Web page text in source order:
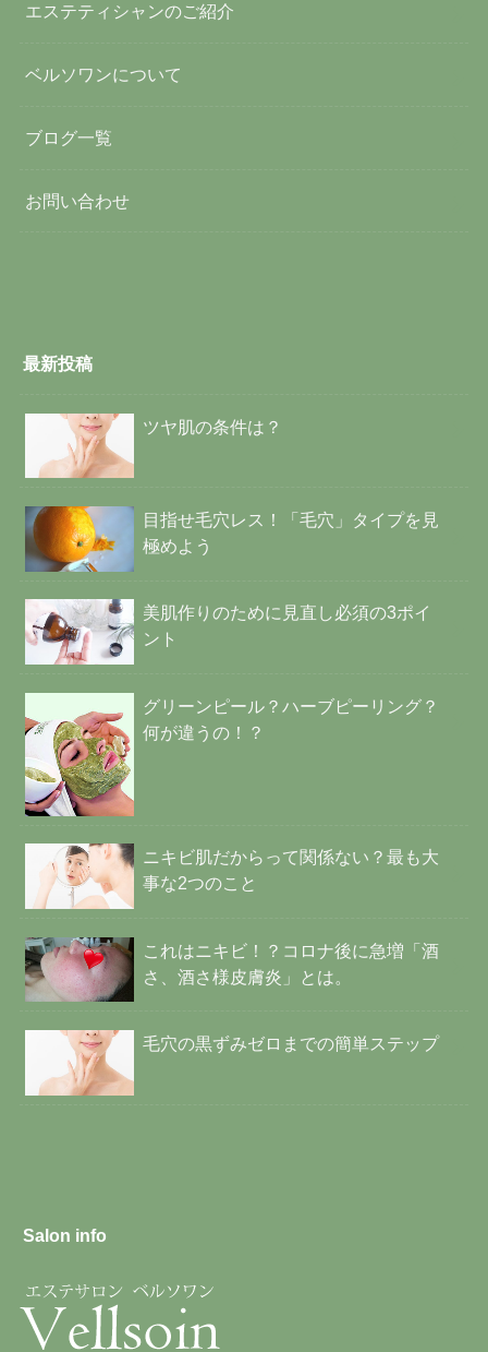
エステティシャンのご紹介
ベルソワンについて
ブログ一覧
お問い合わせ
最新投稿
ツヤ肌の条件は？
目指せ毛穴レス！「毛穴」タイプを見
極めよう
美肌作りのために見直し必須の3ポイ
ント
グリーンピール？ハーブピーリング？
何が違うの！？
ニキビ肌だからって関係ない？最も大
事な2つのこと
これはニキビ！？コロナ後に急増「酒
さ、酒さ様皮膚炎」とは。
毛穴の黒ずみゼロまでの簡単ステップ
Salon info